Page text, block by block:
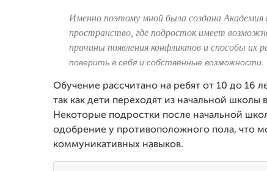
Именно поэтому мной была создана Академия
пространство, где подросток имеет
причины появления конфликтов и способы их
поверить в себя и собственные возможности.
Обучение рассчитано на ребят от 10 до 16
так как дети переходят из начальной
Некоторые подростки после начальной
одобрение у противоположного пола, что
коммуникативных навыков.